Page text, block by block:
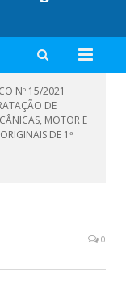
Nº 15/2021
DE
MOTOR E
DE 1ª
0